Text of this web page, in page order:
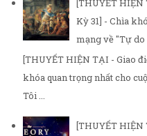
[THUYẾT HIỆN
Kỳ 31] - Chìa
mạng về "Tự do
[THUYẾT HIỆN TẠI - Giao
khóa quan trọng nhất cho
Tôi ...
[THUYẾT HIỆN